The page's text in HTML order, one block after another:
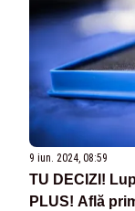
9 iun. 2024, 08:59
TU DECIZI!
PLUS! Află